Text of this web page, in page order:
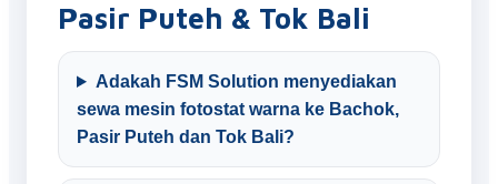
Pasir Puteh & Tok Bali
Adakah FSM Solution menyediakan
sewa mesin fotostat warna ke Bachok,
Pasir Puteh dan Tok Bali?